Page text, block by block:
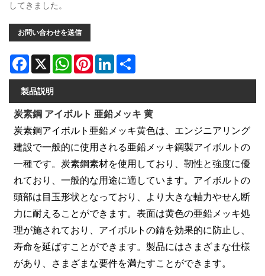
してきました。
お問い合わせを送信
Facebook
X WhatsAppPinterestLinkedIn
製品説明
炭素鋼 アイボルト 亜鉛メッキ 黄
炭素鋼アイボルト亜鉛メッキ黄色は、エンジニアリング
建設で一般的に使用される亜鉛メッキ鋼製アイボルトの
一種です。炭素鋼素材を使用しており、靭性と強度に優
れており、一般的な用途に適しています。アイボルトの
頭部は目玉形状となっており、より大きな軸力やせん断
力に耐えることができます。表面は黄色の亜鉛メッキ処
理が施されており、アイボルトの錆を効果的に防止し、
寿命を延ばすことができます。製品にはさまざまな仕様
があり、さまざまな要件を満たすことができます。